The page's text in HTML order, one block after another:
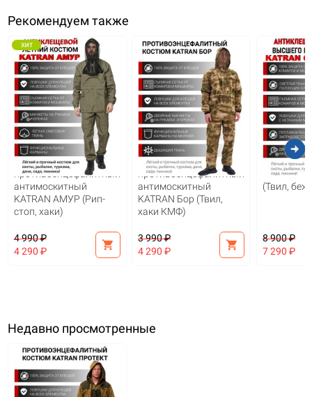
Рекомендуем также
Костюм
противоэнцефалитный
антимоскитный
KATRAN АМУР (Рип-
стоп, хаки)
4 990 ₽
4 290 ₽
shopping_cart
Костюм
противоэнцефалитный
антимоскитный
KATRAN Бор (Твил,
хаки КМФ)
3 990 ₽
4 290 ₽
shopping_cart
костюм
(Твил,
8 900 ₽
7 290 ₽
arrow_circle_right
Недавно просмотренные